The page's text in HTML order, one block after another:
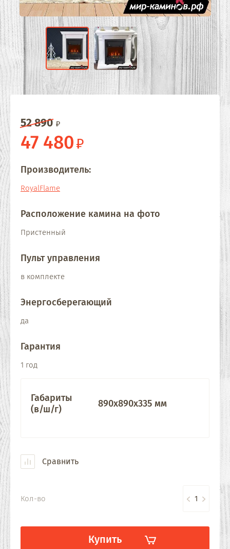
52 890
47 480
Производитель:
RoyalFlame
Расположение камина на фото
Пристенный
Пульт управления
в комплекте
Энергосберегающий
да
Гарантия
1 год
Габариты
(в/ш/г)
890x890x335 мм
Сравнить
Кол-во
Купить